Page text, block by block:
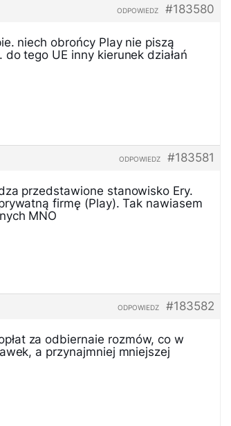
#183580
ODPOWIEDZ
niech obrońcy Play nie piszą
tego UE inny kierunek działań
#183581
ODPOWIEDZ
przedstawione stanowisko Ery.
firmę (Play). Tak nawiasem
MNO
#183582
ODPOWIEDZ
za odbiernaie rozmów, co w
a przynajmniej mniejszej